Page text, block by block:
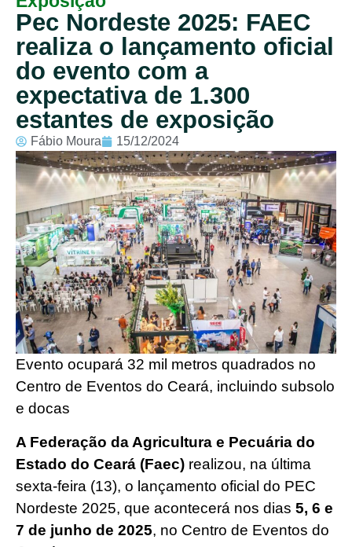
Pec Nordeste 2025: FAEC
realiza o lançamento oficial
do evento com a
expectativa de 1.300
estantes de exposição
Fábio Moura 15/12/2024
Evento ocupará 32 mil metros quadrados no
Centro de Eventos do Ceará, incluindo subsolo
e docas
A Federação da Agricultura e Pecuária do
Estado do Ceará (Faec) realizou, na última
sexta-feira (13), o lançamento oficial do PEC
Nordeste 2025, que acontecerá nos dias 5, 6 e
7 de junho de 2025, no Centro de Eventos do